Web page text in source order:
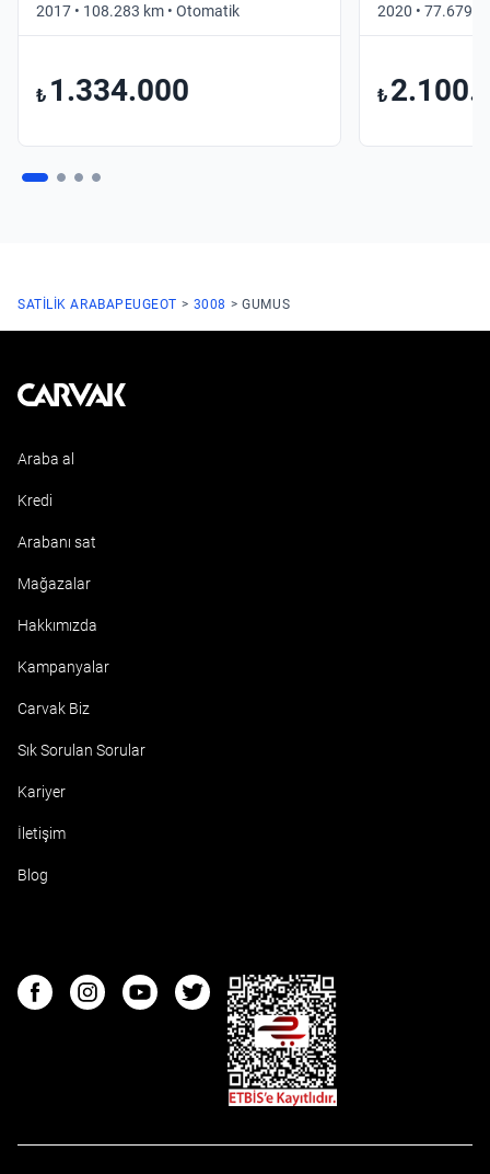
2017 • 108.283 km • Otomatik
₺ 1.334.000
2020 • 77.679
₺
SATILIK ARABAPEUGEOT 3008 GUMUS
Kavak
Araba al
Kredi
Arabanı sat
Mağazalar
Hakkımızda
Kampanyalar
Carvak Biz
Sık Sorulan Sorular
Kariyer
İletişim
Blog
FacebookInstagramYoutubeTwitter
ETBIS